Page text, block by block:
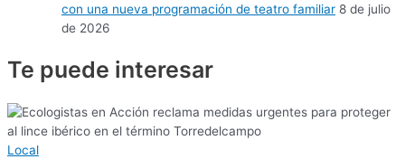
con una nueva programación de teatro familiar 8 de julio
de 2026
Te puede interesar
Local